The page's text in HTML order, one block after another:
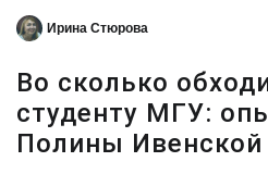
Ирина Стюрова
Во сколько
студенту МГУ:
Полины Ивенской